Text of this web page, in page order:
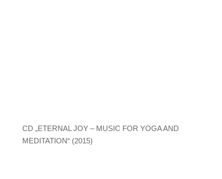
CD „ETERNAL JOY – MUSIC FOR YOGA AND
MEDITATION“ (2015)